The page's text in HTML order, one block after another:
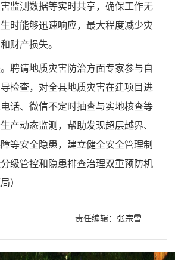
监测数据等实时共享，确保工作无
时能够迅速响应，最大程度减少灾
财产损失。
聘请地质灾害防治方面专家参与自
检查，对全县地质灾害在建项目进
话、微信不定时抽查与实地核查等
产动态监测，帮助发现超层越界、
等安全隐患，建立健全安全管理制
级管控和隐患排查治理双重预防机
）
责任编辑：张宗雪